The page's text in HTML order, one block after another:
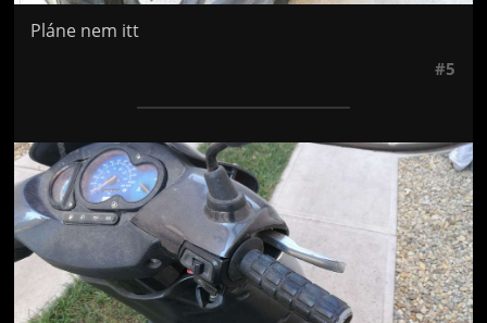
Pláne nem itt
#5
Jön még kép!